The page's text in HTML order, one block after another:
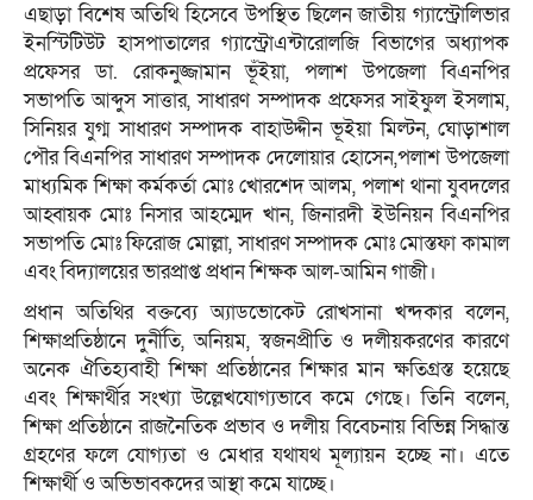
এছাড়া বিশেষ অতিথি হিসেবে উপস্থিত ছিলেন জাতীয় গ্যাস্ট্রোলিভার
ইনস্টিটিউট হাসপাতালের গ্যাস্ট্রোএন্টারোলজি বিভাগের অধ্যাপক
প্রফেসর ডা. রোকনুজ্জামান ভূঁইয়া, পলাশ উপজেলা বিএনপির
সভাপতি আব্দুস সাত্তার, সাধারণ সম্পাদক প্রফেসর সাইফুল ইসলাম,
সিনিয়র যুগ্ম সাধারণ সম্পাদক বাহাউদ্দীন ভূইয়া মিল্টন, ঘোড়াশাল
পৌর বিএনপির সাধারণ সম্পাদক দেলোয়ার হোসেন,পলাশ উপজেলা
মাধ্যমিক শিক্ষা কর্মকর্তা মোঃ খোরশেদ আলম, পলাশ থানা যুবদলের
আহ্বায়ক মোঃ নিসার আহম্মেদ খান, জিনারদী ইউনিয়ন বিএনপির
সভাপতি মোঃ ফিরোজ মোল্লা, সাধারণ সম্পাদক মোঃ মোস্তফা কামাল
এবং বিদ্যালয়ের ভারপ্রাপ্ত প্রধান শিক্ষক আল-আমিন গাজী।
প্রধান অতিথির বক্তব্যে অ্যাডভোকেট রোখসানা খন্দকার বলেন,
শিক্ষাপ্রতিষ্ঠানে দুর্নীতি, অনিয়ম, স্বজনপ্রীতি ও দলীয়করণের কারণে
অনেক ঐতিহ্যবাহী শিক্ষা প্রতিষ্ঠানের শিক্ষার মান ক্ষতিগ্রস্ত হয়েছে
এবং শিক্ষার্থীর সংখ্যা উল্লেখযোগ্যভাবে কমে গেছে। তিনি বলেন,
শিক্ষা প্রতিষ্ঠানে রাজনৈতিক প্রভাব ও দলীয় বিবেচনায় বিভিন্ন সিদ্ধান্ত
গ্রহণের ফলে যোগ্যতা ও মেধার যথাযথ মূল্যায়ন হচ্ছে না। এতে
শিক্ষার্থী ও অভিভাবকদের আস্থা কমে যাচ্ছে।